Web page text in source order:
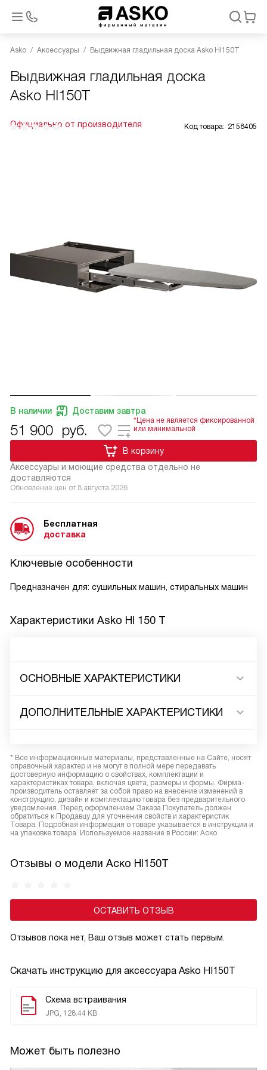
Asko Аксессуары Выдвижная гладильная доска Asko HI150T
Выдвижная гладильная доска
Asko HI150T
Официально от производителя Код товара: 2158405
В наличии Доставим завтра
51 900 руб.
*Цена не является фиксированной
или минимальной
Аксессуары и моющие средства отдельно не
доставляются
В корзину
Обновление цен от 8 августа 2026
Бесплатная
доставка
Ключевые особенности
Предназначен для: сушильных машин, стиральных машин
Скачать инструкцию для аксессуара Asko HI150T
Схема встраивания
JPG, 128.44 KB
Может быть полезно
Характеристики Asko HI 150 T
ОСНОВНЫЕ ХАРАКТЕРИСТИКИ
ДОПОЛНИТЕЛЬНЫЕ ХАРАКТЕРИСТИКИ
* Все информационные материалы, представленные на Сайте, носят
справочный характер и не могут в полной мере передавать
достоверную информацию о свойствах, комплектации и
характеристиках товара, включая цвета, размеры и формы. Фирма-
производитель оставляет за собой право на внесение изменений в
конструкцию, дизайн и комплектацию товара без предварительного
уведомления. Перед оформлением Заказа Покупатель должен
обратиться к Продавцу для уточнения свойств и характеристик
Товара. Подробная информация о товаре указывается в инструкции и
на упаковке товара. Используемое название в России: Аско
Отзывы о модели Аско HI150T
ОСТАВИТЬ ОТЗЫВ
Отзывов пока нет, Ваш отзыв может стать первым.